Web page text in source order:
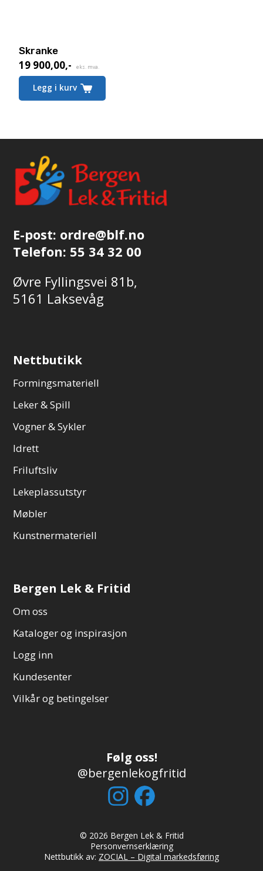
Skranke
19 900,00,- eks. mva.
Legg i kurv
E-post: ordre@blf.no
Telefon: 55 34 32 00
Øvre Fyllingsvei 81b,
5161 Laksevåg
Nettbutikk
Formingsmateriell
Leker & Spill
Vogner & Sykler
Idrett
Friluftsliv
Lekeplassutstyr
Møbler
Kunstnermateriell
Bergen Lek & Fritid
Om oss
Kataloger og inspirasjon
Logg inn
Kundesenter
Vilkår og betingelser
Følg oss!
@bergenlekogfritid
© 2026 Bergen Lek & Fritid
Personvernserklæring
Nettbutikk av: ZOCIAL – Digital markedsføring